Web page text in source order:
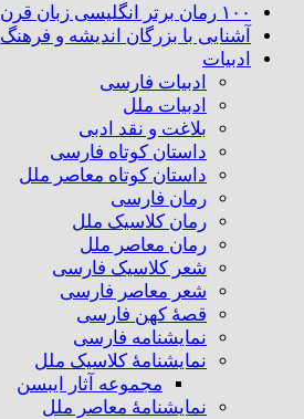
۱۰۰ رمان برتر انگلیسی زبان قرن بیست
آشنایی با بزرگان اندیشه و فرهنگ
ادبیات
ادبیات فارسی
ادبیات ملل
بلاغت و نقد ادبی
داستان کوتاه فارسی
داستان کوتاه معاصر ملل
رمان فارسی
رمان کلاسیک ملل
رمان معاصر ملل
شعر کلاسیک فارسی
شعر معاصر فارسی
قصهٔ کهن فارسی
نمایشنامه فارسی
نمایشنامهٔ کلاسیک ملل
مجموعه آثار ایبسن
نمایشنامهٔ معاصر ملل